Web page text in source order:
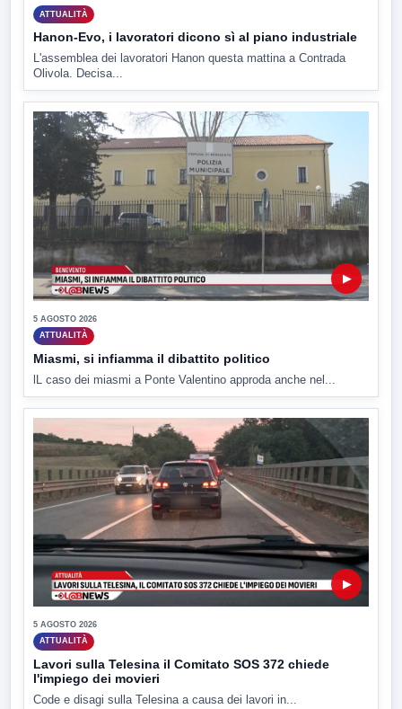
ATTUALITÀ
Hanon-Evo, i lavoratori dicono sì al piano industriale
L'assemblea dei lavoratori Hanon questa mattina a Contrada
Olivola. Decisa...
▶
5 AGOSTO 2026
ATTUALITÀ
Miasmi, si infiamma il dibattito politico
lL caso dei miasmi a Ponte Valentino approda anche nel...
▶
5 AGOSTO 2026
ATTUALITÀ
Lavori sulla Telesina il Comitato SOS 372 chiede
l'impiego dei movieri
Code e disagi sulla Telesina a causa dei lavori in...